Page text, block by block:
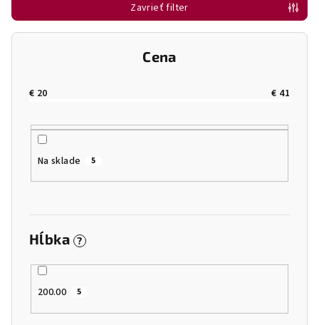
e
p
Zavrieť filter
Cena
€ 20 € 41
Na sklade 5
Hĺbka ?
200.00 5